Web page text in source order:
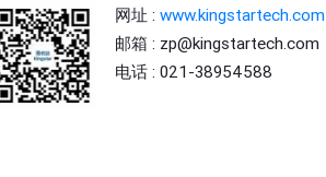
网址 :www.kingstartech.com
邮箱 : zp@kingstartech.com
电话 :021-38954588